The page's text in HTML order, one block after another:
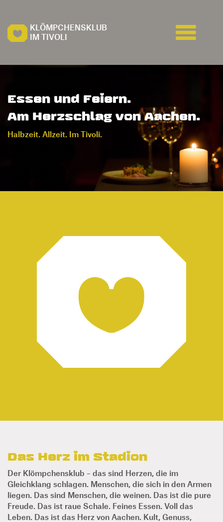
KLÖMPCHENSKLUB
IM TIVOLI
Essen und Feiern.
Am Herzschlag von Aachen.
Halbzeit. Allzeit. Im Tivoli.
Das Herz im Stadion
Der Klömpchensklub – das sind Herzen, die im
Gleichklang schlagen. Menschen, die sich in den Armen
liegen. Das sind Menschen, die weinen. Das ist die pure
Freude. Das ist raue Schale. Feines Essen. Voll das
Leben. Das ist das Herz von Aachen. Kult, Genuss,